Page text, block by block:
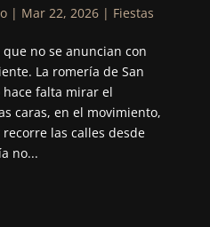
| Mar 22, 2026| Fiestas
no se anuncian con
La romería de San
hace falta mirar el
caras, en el movimiento,
las calles desde
no...